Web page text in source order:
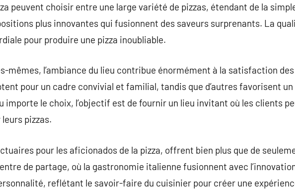
peuvent choisir entre une large variété de pizzas, étendant de la
plus innovantes qui fusionnent des saveurs surprenants. La
pour produire une pizza inoubliable.
mêmes, l’ambiance du lieu contribue énormément à la satisfaction
pour un cadre convivial et familial, tandis que d’autres favorisent
importe le choix, l’objectif est de fournir un lieu invitant où les clients
pizzas.
pour les aficionados de la pizza, offrent bien plus que de
de partage, où la gastronomie italienne fusionnent avec
reflétant le savoir-faire du cuisinier pour créer une